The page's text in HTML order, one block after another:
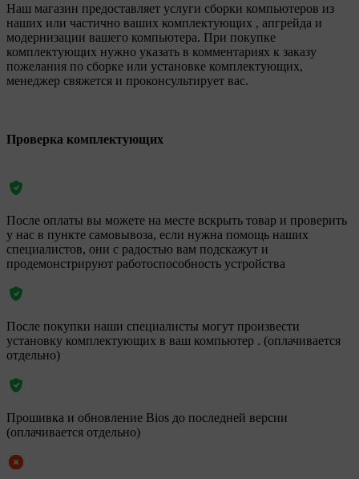
Наш магазин предоставляет услуги сборки компьютеров из
наших или частично ваших комплектующих , апгрейда и
модернизации вашего компьютера. При покупке
комплектующих нужно указать в комментариях к заказу
пожелания по сборке или установке комплектующих,
менеджер свяжется и проконсультирует вас.
Проверка комплектующих
После оплаты вы можете на месте вскрыть товар и проверить
у нас в пункте самовывоза, если нужна помощь наших
специалистов, они с радостью вам подскажут и
продемонстрируют работоспособность устройства
После покупки наши специалисты могут произвести
установку комплектующих в ваш компьютер . (оплачивается
отдельно)
Прошивка и обновление Bios до последней версии
(оплачивается отдельно)